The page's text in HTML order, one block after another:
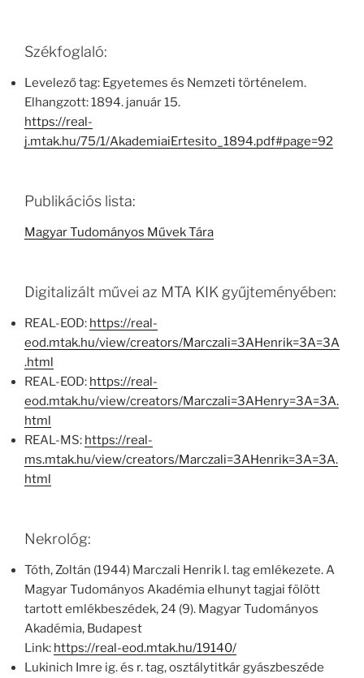
Székfoglaló:
Levelező tag: Egyetemes és Nemzeti történelem.
Elhangzott: 1894. január 15.
https://real-
j.mtak.hu/75/1/AkademiaiErtesito_1894.pdf#page=92
Publikációs lista:
Magyar Tudományos Művek Tára
Digitalizált művei az MTA KIK gyűjteményében:
REAL-EOD: https://real-
eod.mtak.hu/view/creators/Marczali=3AHenrik=3A=3A
.html
REAL-EOD: https://real-
eod.mtak.hu/view/creators/Marczali=3AHenry=3A=3A.
html
REAL-MS: https://real-
ms.mtak.hu/view/creators/Marczali=3AHenrik=3A=3A.
html
Nekrológ:
Tóth, Zoltán (1944) Marczali Henrik l. tag emlékezete. A
Magyar Tudományos Akadémia elhunyt tagjai fölött
tartott emlékbeszédek, 24 (9). Magyar Tudományos
Akadémia, Budapest
Link: https://real-eod.mtak.hu/19140/
Lukinich Imre ig. és r. tag, osztálytitkár gyászbeszéde